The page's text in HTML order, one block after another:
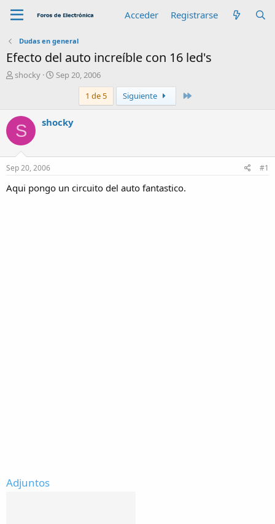
Acceder Registrarse
Dudas en general
Efecto del auto increíble con 16 led's
A
r
shocky
F
a
d
Sep 20, 2006
1 de 5
Siguiente
S shocky
Sep 20, 2006 #1
Aqui pongo un circuito del auto fantastico.
Adjuntos